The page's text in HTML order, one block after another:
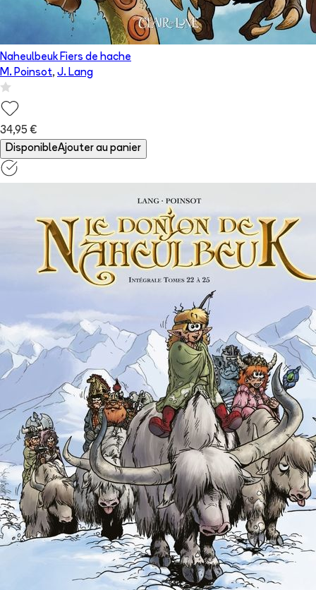
Naheulbeuk Fiers de hache
M. Poinsot, J. Lang
34,95 €
DisponibleAjouter au panier